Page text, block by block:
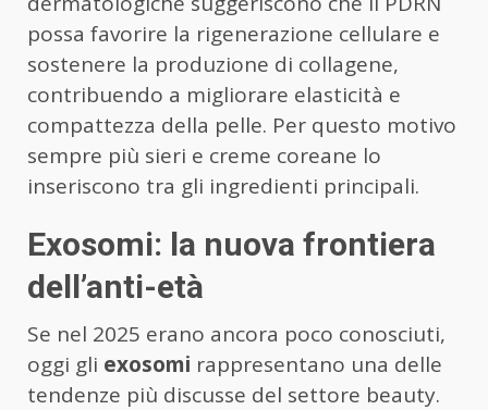
possa favorire la rigenerazione cellulare e
sostenere la produzione di collagene,
contribuendo a migliorare elasticità e
compattezza della pelle. Per questo motivo
sempre più sieri e creme coreane lo
inseriscono tra gli ingredienti principali.
Exosomi: la nuova frontiera
dell’anti-età
Se nel 2025 erano ancora poco conosciuti,
oggi gli exosomi rappresentano una delle
tendenze più discusse del settore beauty.